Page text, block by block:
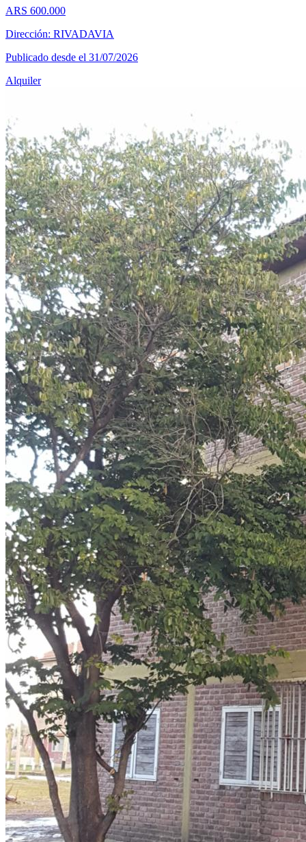
ARS 600.000
Dirección: RIVADAVIA
Publicado desde el 31/07/2026
Alquiler